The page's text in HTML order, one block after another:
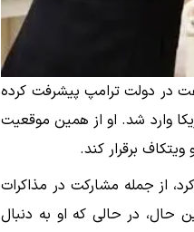
در دولت ترامپ پیشرفت کرده
وارد شد. او از همین موقعیت
برقرار کند.
از جمله مشارکت در مذاکرات
حال، در حالی که او به دنبال